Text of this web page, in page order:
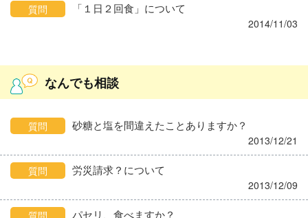
質問 「１日２回食」について
2014/11/03
なんでも相談
質問 砂糖と塩を間違えたことありますか？
2013/12/21
質問 労災請求？について
2013/12/09
パセリ、食べますか？